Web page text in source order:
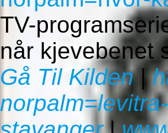
TV-
når kjevebenet
Gå Til Kilden|